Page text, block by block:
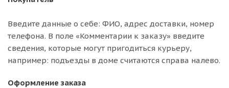
Введите данные о себе: ФИО, адрес доставки, номер
телефона. В поле «Комментарии к заказу» введите
сведения, которые могут пригодиться курьеру,
например: подъезды в доме считаются справа налево.
Оформление заказа